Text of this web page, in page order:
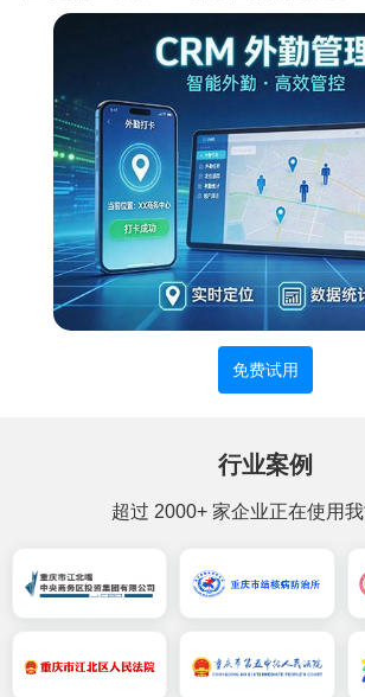
免费试用
行业案例
超过 2000+ 家企业正在使用